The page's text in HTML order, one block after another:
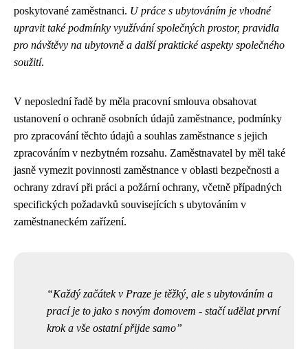
poskytované zaměstnanci. U práce s ubytováním je vhodné
upravit také podmínky využívání společných prostor, pravidla
pro návštěvy na ubytovně a další praktické aspekty společného
soužití.
V neposlední řadě by měla pracovní smlouva obsahovat
ustanovení o ochraně osobních údajů zaměstnance, podmínky
pro zpracování těchto údajů a souhlas zaměstnance s jejich
zpracováním v nezbytném rozsahu. Zaměstnavatel by měl také
jasně vymezit povinnosti zaměstnance v oblasti bezpečnosti a
ochrany zdraví při práci a požární ochrany, včetně případných
specifických požadavků souvisejících s ubytováním v
zaměstnaneckém zařízení.
Každý začátek v Praze je těžký, ale s ubytováním a
prací je to jako s novým domovem - stačí udělat první
krok a vše ostatní přijde samo